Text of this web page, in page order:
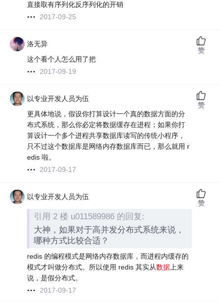
直接取有序列化反序列化的开销
2017-09-25
洛无异
这个看个人怎么用了把
2017-09-19
赞
以专业开发人员为伍
更具体地说，假设你打算设计一个真的数据方面的分
布式系统，那么你必定将数据缓存在进程；如果你打
算设计一个多个进程共享数据库读写的传统小程序，
只不过这个数据库是网络内存数据库而已，那么就用 r
edis 啦。
2017-09-17
赞
以专业开发人员为伍
引用 2 楼 u011589986 的回复:
大神，如果对于高并发分布式系统来说，
哪种方式比较合适？
redis 的编程模式是网络内存数据库，而进程内缓存的
模式才叫做分布式。所以使用 redis 其实从数据上来
说，是假分布式。
2017-09-17
赞